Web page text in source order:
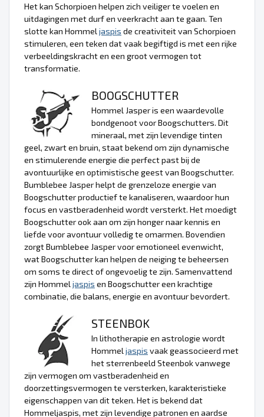
Het kan Schorpioen helpen zich veiliger te voelen en
uitdagingen met durf en veerkracht aan te gaan. Ten
slotte kan Hommel jaspis de creativiteit van Schorpioen
stimuleren, een teken dat vaak begiftigd is met een rijke
verbeeldingskracht en een groot vermogen tot
transformatie.
BOOGSCHUTTER
Hommel Jasper is een waardevolle
bondgenoot voor Boogschutters. Dit
mineraal, met zijn levendige tinten
geel, zwart en bruin, staat bekend om zijn dynamische
en stimulerende energie die perfect past bij de
avontuurlijke en optimistische geest van Boogschutter.
Bumblebee Jasper helpt de grenzeloze energie van
Boogschutter productief te kanaliseren, waardoor hun
focus en vastberadenheid wordt versterkt. Het moedigt
Boogschutter ook aan om zijn honger naar kennis en
liefde voor avontuur volledig te omarmen. Bovendien
zorgt Bumblebee Jasper voor emotioneel evenwicht,
wat Boogschutter kan helpen de neiging te beheersen
om soms te direct of ongevoelig te zijn. Samenvattend
zijn Hommel jaspis en Boogschutter een krachtige
combinatie, die balans, energie en avontuur bevordert.
STEENBOK
In lithotherapie en astrologie wordt
Hommel jaspis vaak geassocieerd met
het sterrenbeeld Steenbok vanwege
zijn vermogen om vastberadenheid en
doorzettingsvermogen te versterken, karakteristieke
eigenschappen van dit teken. Het is bekend dat
Hommeljaspis, met zijn levendige patronen en aardse